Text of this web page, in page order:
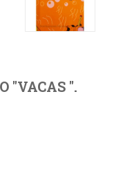
"VACAS ".